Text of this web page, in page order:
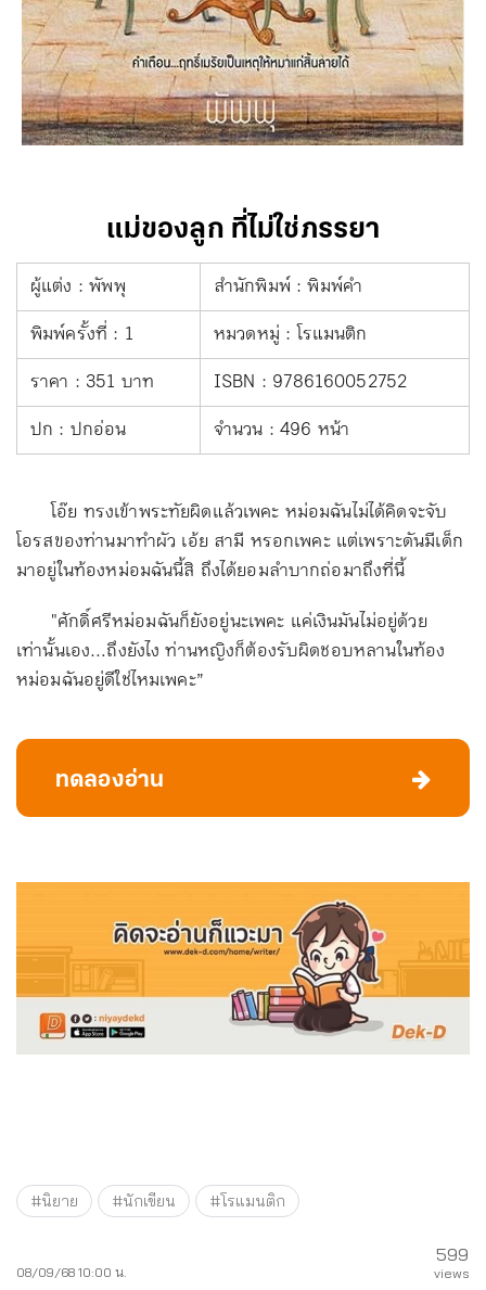
แม่ของลูก ที่ไม่ใช่ภรรยา
ผู้แต่ง : พัพพุ
สำนักพิมพ์ : พิมพ์คำ
พิมพ์ครั้งที่ : 1
หมวดหมู่ : โรแมนติก
ราคา : 351 บาท
ISBN : 9786160052752
ปก : ปกอ่อน
จำนวน : 496 หน้า
โอ๊ย ทรงเข้าพระทัยผิดแล้วเพคะ หม่อมฉันไม่ได้คิดจะจับ
โอรสของท่านมาทำผัว เอ้ย สามี หรอกเพคะ แต่เพราะดันมีเด็ก
มาอยู่ในท้องหม่อมฉันนี้สิ ถึงได้ยอมลำบากถ่อมาถึงที่นี้
"ศักดิ์ศรีหม่อมฉันก็ยังอยู่นะเพคะ แค่เงินมันไม่อยู่ด้วย
เท่านั้นเอง…ถึงยังไง ท่านหญิงก็ต้องรับผิดชอบหลานในท้อง
หม่อมฉันอยู่ดีใช่ไหมเพคะ”
ทดลองอ่าน
#นิยาย #นักเขียน #โรแมนติก
08/09/68 10:00 น.
599
views